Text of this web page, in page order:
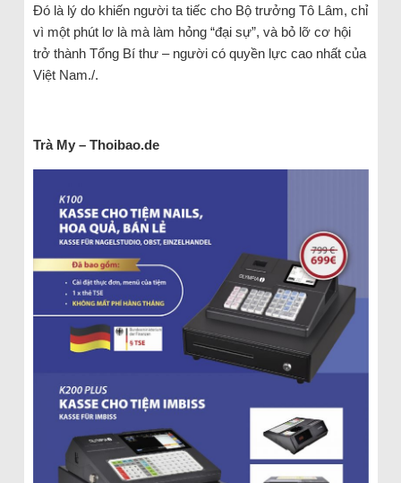
Đó là lý do khiến người ta tiếc cho Bộ trưởng Tô Lâm, chỉ
vì một phút lơ là mà làm hỏng “đại sự”, và bỏ lỡ cơ hội
trở thành Tổng Bí thư – người có quyền lực cao nhất của
Việt Nam./.
Trà My – Thoibao.de